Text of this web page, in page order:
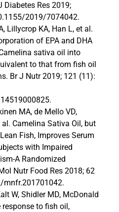
Diabetes Res 2019;
2019/7074042.
Lillycrop KA, Han L, et al.
of EPA and DHA
sativa oil into
to that from fish oil
Br J Nutr 2019; 121 (11):
MA, de Mello VD,
Camelina Sativa Oil, but
Fish, Improves Serum
with Impaired
A Randomized
Nutr Food Res 2018; 62
mnfr.201701042.
W, Shidler MD, McDonald
to fish oil,